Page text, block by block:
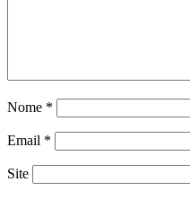
Nome *
Email *
Site